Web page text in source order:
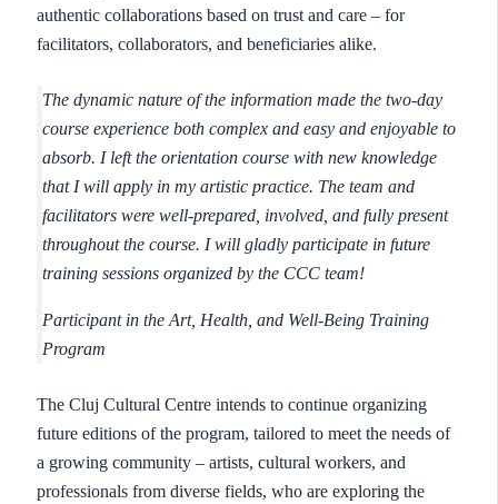
authentic collaborations based on trust and care – for
facilitators, collaborators, and beneficiaries alike.
The dynamic nature of the information made the two-day
course experience both complex and easy and enjoyable to
absorb. I left the orientation course with new knowledge
that I will apply in my artistic practice. The team and
facilitators were well-prepared, involved, and fully present
throughout the course. I will gladly participate in future
training sessions organized by the CCC team!
Participant in the Art, Health, and Well-Being Training
Program
The Cluj Cultural Centre intends to continue organizing
future editions of the program, tailored to meet the needs of
a growing community – artists, cultural workers, and
professionals from diverse fields, who are exploring the